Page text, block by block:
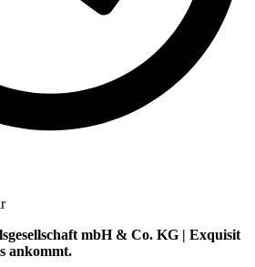
mbH & Co. KG | Exquisit
ankommt.